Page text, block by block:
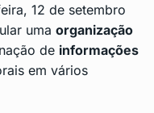
12 de setembro
uma organização
de informações
em vários